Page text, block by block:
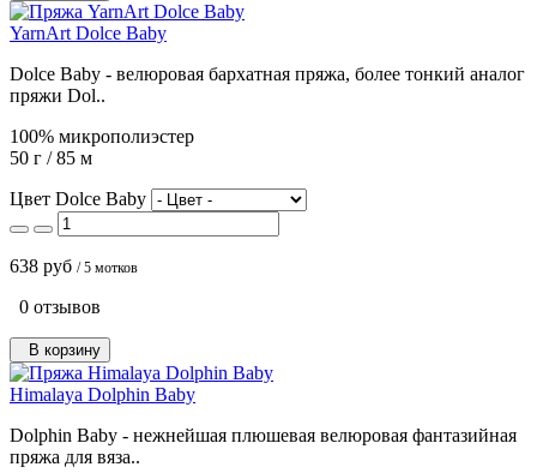
YarnArt Dolce Baby
Dolce Baby - велюровая бархатная пряжа, более тонкий аналог
пряжи Dol..
100% микрополиэстер
50 г / 85 м
Цвет Dolce Baby
638 руб / 5 мотков
0 отзывов
В корзину
Himalaya Dolphin Baby
Dolphin Baby - нежнейшая плюшевая велюровая фантазийная
пряжа для вяза..